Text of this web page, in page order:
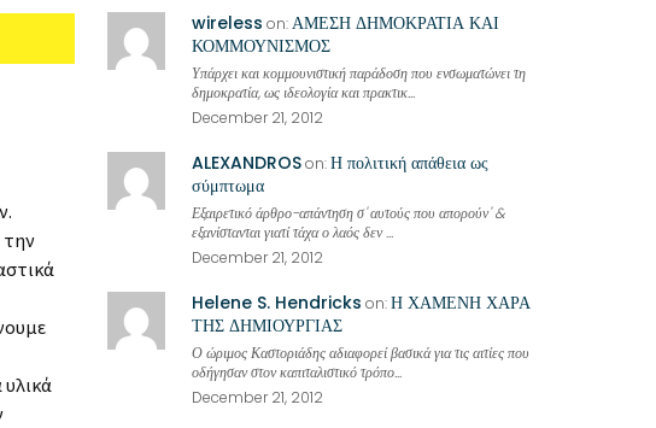
την
wireless on:ΑΜΕΣΗ ΔΗΜΟΚΡΑΤΙΑ ΚΑΙ
ΚΟΜΜΟΥΝΙΣΜΟΣ
Υπάρχει και κομμουνιστική παράδοση που ενσωματώνει τη
δημοκρατία, ως ιδεολογία και πρακτικ...
December 21, 2012
ALEXANDROSon:Η πολιτική απάθεια ως
σύμπτωμα
Εξαιρετικό άρθρο-απάντηση σ' αυτούς που απορούν' &
εξανίστανται γιατί τάχα ο λαός δεν ...
December 21, 2012
Helene S. Hendricks on:Η ΧΑΜΕΝΗ ΧΑΡΑ
ΤΗΣ ΔΗΜΙΟΥΡΓΙΑΣ
Ο ώριμος Καστοριάδης αδιαφορεί βασικά για τις αιτίες που
οδήγησαν στον καπιταλιστικό τρόπο...
December 21, 2012